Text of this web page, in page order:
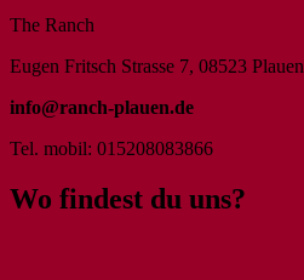
The Ranch
Eugen Fritsch Strasse 7, 08523 Plauen
info@ranch-plauen.de
Tel. mobil: 015208083866
Wo findest du uns?